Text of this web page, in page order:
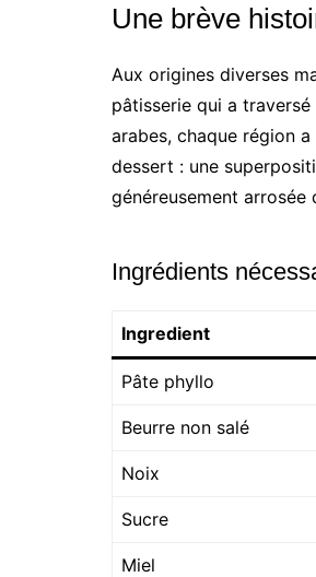
Une brève
Aux origines diverses
pâtisserie qui a traversé
arabes, chaque région
dessert : une
généreusement arrosée
Ingrédients
Ingredient
Pâte phyllo
Beurre non salé
Noix
Sucre
Miel